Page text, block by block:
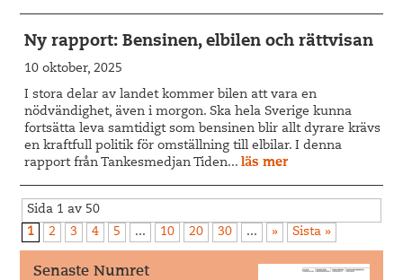
Ny rapport: Bensinen, elbilen och rättvisan
10 oktober, 2025
I stora delar av landet kommer bilen att vara en
nödvändighet, även i morgon. Ska hela Sverige kunna
fortsätta leva samtidigt som bensinen blir allt dyrare krävs
en kraftfull politik för omställning till elbilar. I denna
rapport från Tankesmedjan Tiden...läs mer
Sida 1 av 50
1
2 3 4 5 ... 10 20 30 ... » Sista »
Senaste Numret